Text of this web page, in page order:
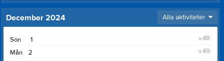
December 2024 Alla aktiviteter
1
Sön
v.48
2
Mån
v.49